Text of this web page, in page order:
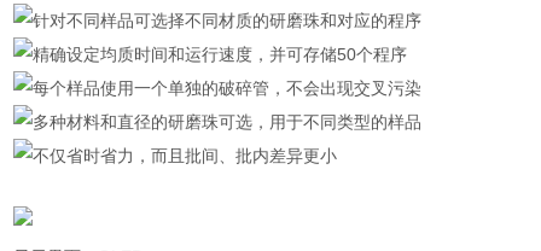
针对不同样品可选择不同材质的研磨珠和对应的程序
精确设定均质时间和运行速度，并可存储50个程序
每个样品使用一个单独的破碎管，不会出现交叉污染
多种材料和直径的研磨珠可选，用于不同类型的样品
不仅省时省力，而且批间、批内差异更小